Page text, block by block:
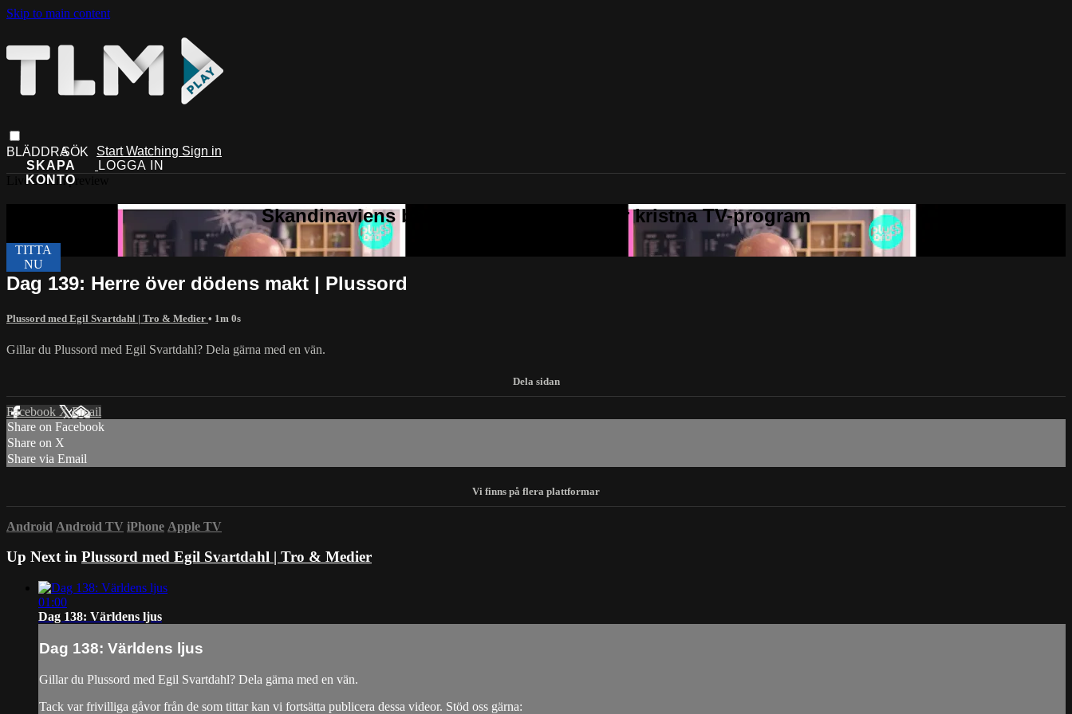
Skip to main content
Start Watching Sign in
Live stream preview
Dag 139: Herre över dödens makt | Plussord
Plussord med Egil Svartdahl | Tro & Medier • 1m 0s
Gillar du Plussord med Egil Svartdahl? Dela gärna med en vän.
Facebook XEmail
Share on Facebook
Share on X
Share via Email
Android Android TV iPhone Apple TV
Up Next in Plussord med Egil Svartdahl | Tro & Medier
01:00
Dag 138: Världens ljus
Dag 138: Världens ljus
Gillar du Plussord med Egil Svartdahl? Dela gärna med en vän.
Tack var frivilliga gåvor från de som tittar kan vi fortsätta publicera dessa videor. Stöd oss gärna: